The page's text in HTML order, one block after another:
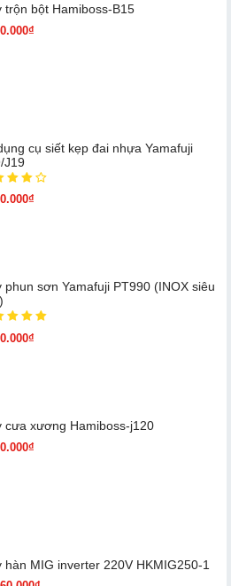
trộn bột Hamiboss-B15
cụ siết kẹp đai nhựa Yamafuji
J19
phun sơn Yamafuji PT990 (INOX siêu
cưa xương Hamiboss-j120
hàn MIG inverter 220V HKMIG250-1